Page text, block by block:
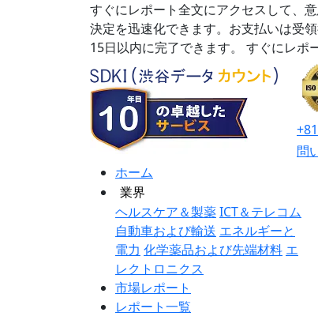
すぐにレポート全文にアクセスして、
決定を迅速化できます。お支払いは受
15日以内に完了できます。
すぐにレポ
問
ホーム
業界
ヘルスケア＆製薬ICT＆テレコム
自動車および輸送 エネルギーと
電力 化学薬品および先端材料 エ
レクトロニクス
市場レポート
レポート一覧